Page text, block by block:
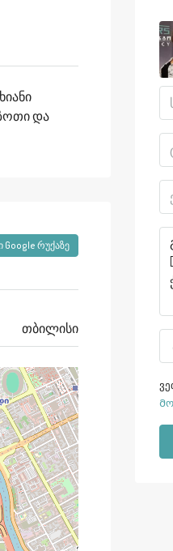
და
Google რუქაზე
თბილისი